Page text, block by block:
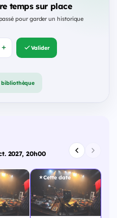
temps sur place
pour garder un historique
Valider
bibliothèque
2027, 20h00
Cette date